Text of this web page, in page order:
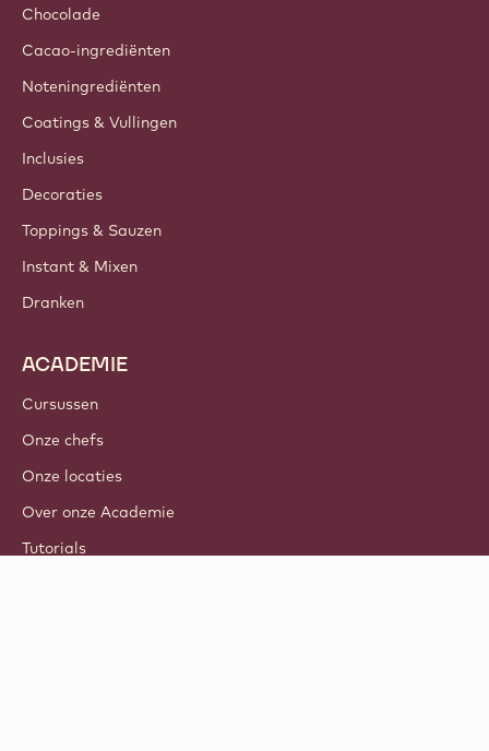
Chocolade
Cacao-ingrediënten
Noteningrediënten
Coatings & Vullingen
Inclusies
Decoraties
Toppings & Sauzen
Instant & Mixen
Dranken
ACADEMIE
Cursussen
Onze chefs
Onze locaties
Over onze Academie
Tutorials